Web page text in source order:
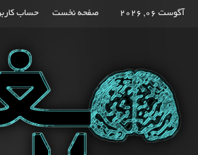
آگوست 06, 2026 صفحه نخست حساب